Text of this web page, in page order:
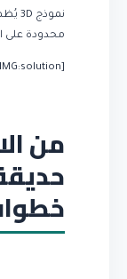
محدودة على
من